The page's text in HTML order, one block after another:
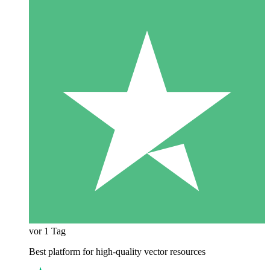
vor 1 Tag
Best platform for high-quality vector resources